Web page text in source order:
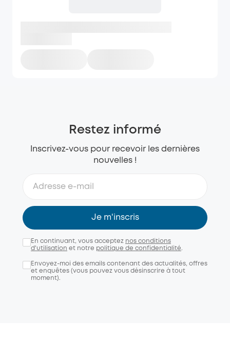
Restez informé
Inscrivez-vous pour recevoir les dernières
nouvelles !
Je m'inscris
En continuant, vous acceptez nos conditions
d'utilisation et notre politique de confidentialité.
Envoyez-moi des emails contenant des actualités, offres
et enquêtes (vous pouvez vous désinscrire à tout
moment).